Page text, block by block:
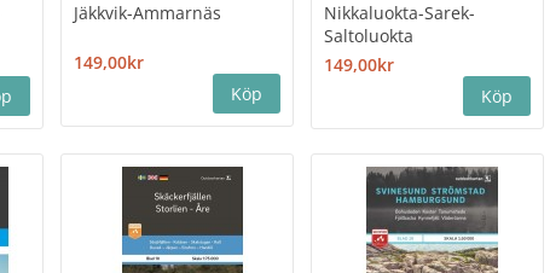
Jäkkvik-Ammarnäs
149,00kr
Nikkaluokta-Sarek-
Saltoluokta
149,00kr